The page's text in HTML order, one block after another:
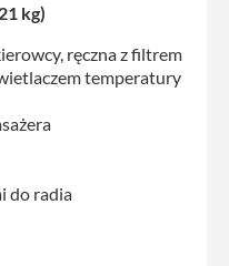
kg)
ręczna z filtrem
temperatury
do radia